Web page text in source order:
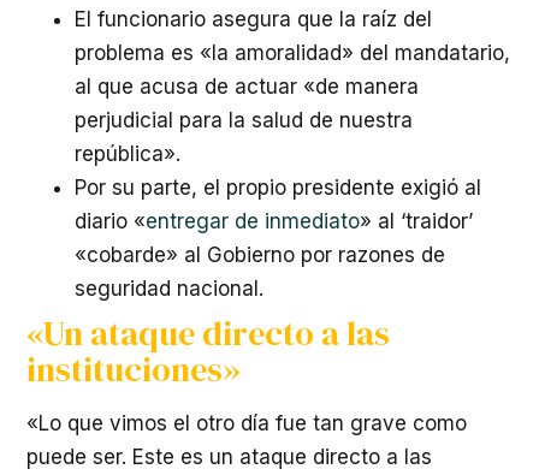
El funcionario asegura que la raíz del
problema es «la amoralidad» del mandatario,
al que acusa de actuar «de manera
perjudicial para la salud de nuestra
república».
Por su parte, el propio presidente exigió al
diario «entregar de inmediato» al ‘traidor’
«cobarde» al Gobierno por razones de
seguridad nacional.
«Un ataque directo a las
instituciones»
«Lo que vimos el otro día fue tan grave como
puede ser. Este es un ataque directo a las